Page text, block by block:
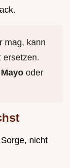
mag, kann
ersetzen.
oder
nicht